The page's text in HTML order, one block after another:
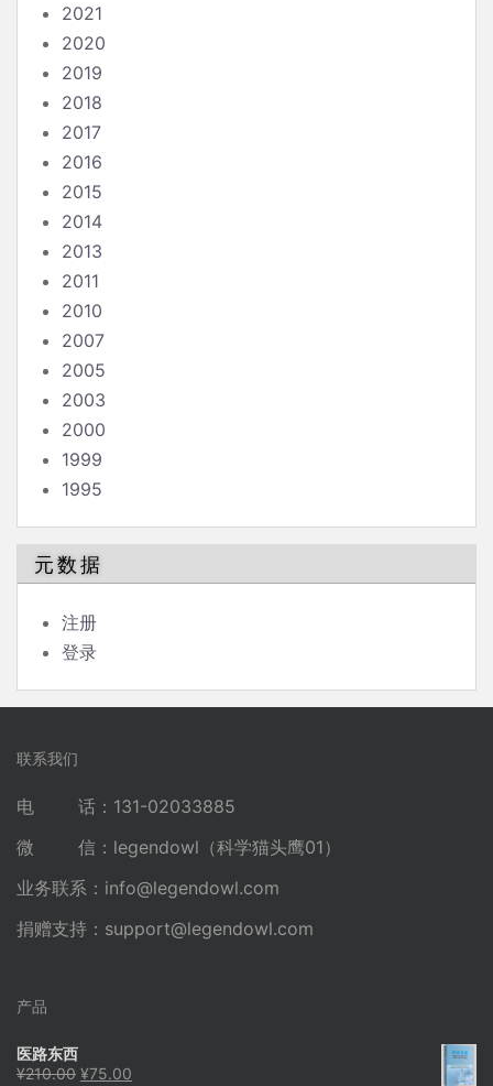
2021
2020
2019
2018
2017
2016
2015
2014
2013
2011
2010
2007
2005
2003
2000
1999
1995
元数据
注册
登录
联系我们
电 话：131-02033885
微 信：legendowl（科学猫头鹰01）
业务联系： info@legendowl.com
捐赠支持： support@legendowl.com
产品
医路东西
¥210.00 原
¥75.00